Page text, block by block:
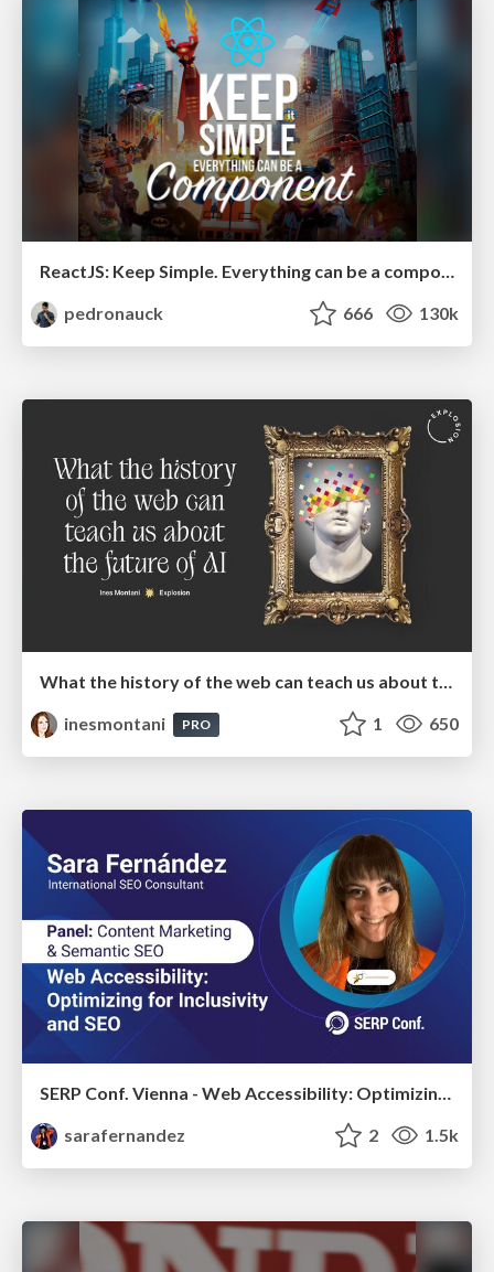
ReactJS: Keep Simple. Everything can be a component!
pedronauck
666 130k
What the history of the web can teach us about the future of AI
inesmontani
PRO 1 650
sarafernandez
2 1.5k